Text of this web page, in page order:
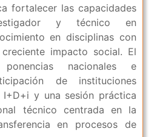
fortalecer las capacidades
y técnico en
en disciplinas con
impacto social. El
nacionales e
de instituciones
y una sesión práctica
técnico centrada en la
en procesos de